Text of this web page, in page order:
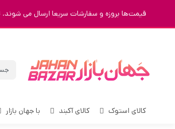
قیمت‌ها بروزه و سفارشات سریعا ارسال می شوند. تماس
کالای استوک کالای آکبند با جهان بازار